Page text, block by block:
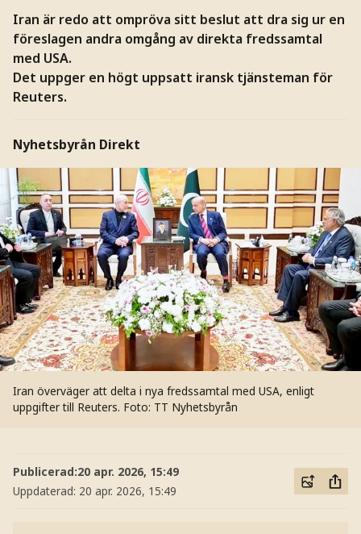
Iran är redo att ompröva sitt beslut att dra sig ur en
föreslagen andra omgång av direkta fredssamtal
med USA.
Det uppger en högt uppsatt iransk tjänsteman för
Reuters.
Nyhetsbyrån Direkt
Iran överväger att delta i nya fredssamtal med USA, enligt
uppgifter till Reuters. Foto: TT Nyhetsbyrån
Publicerad:20 apr. 2026, 15:49
Uppdaterad: 20 apr. 2026, 15:49